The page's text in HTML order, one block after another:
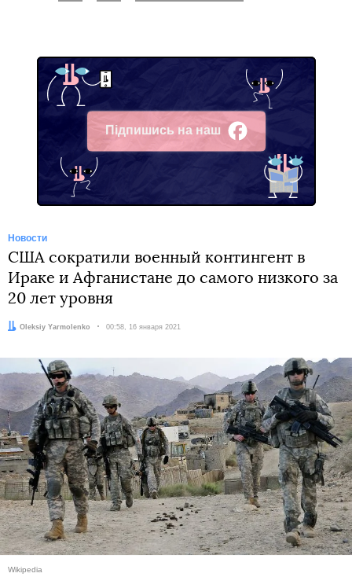
Підпишись на наш
Facebook
Новости
США сократили военный контингент в
Ираке и Афганистане до самого низкого за
20 лет уровня
Автор:
Oleksiy Yarmolenko Дата:
00:58, 16 января 2021
Wikipedia